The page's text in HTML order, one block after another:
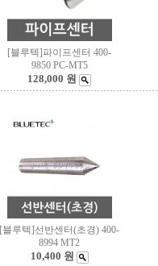
[블루텍]파이프센터 400-
9850 PC-MT5
128,000 원
[블루텍]선반센터(초경) 400-
8994 MT2
10,400 원